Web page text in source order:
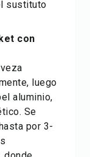
sustituto
con
luego
aluminio,
Se
por 3-